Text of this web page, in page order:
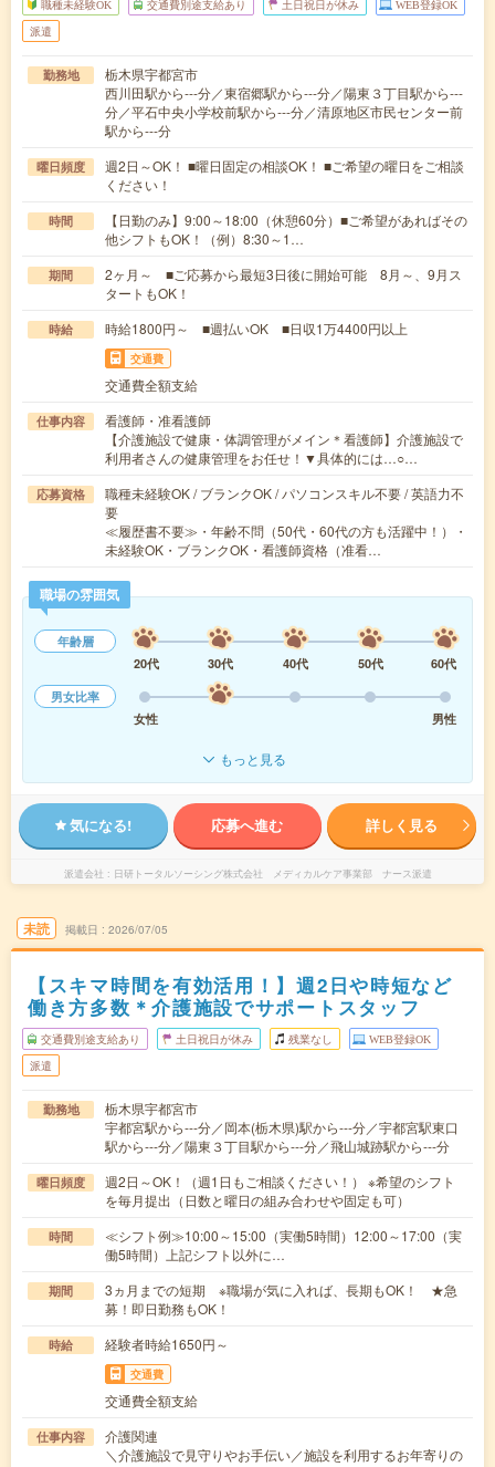
職種未経験OK 交通費別途支給あり 土日祝日が休み WEB登録OK
派遣
勤務地
栃木県宇都宮市
西川田駅から---分／東宿郷駅から---分／陽東３丁目駅から---
分／平石中央小学校前駅から---分／清原地区市民センター前
駅から---分
曜日頻度
週2日～OK！ ■曜日固定の相談OK！ ■ご希望の曜日をご相談
ください！
時間
【日勤のみ】9:00～18:00（休憩60分）■ご希望があればその
他シフトもOK！（例）8:30～1…
期間
2ヶ月～ ■ご応募から最短3日後に開始可能 8月～、9月ス
タートもOK！
時給 時給1800円～ ■週払いOK ■日収1万4400円以上
交通費
交通費全額支給
仕事内容
看護師・准看護師
【介護施設で健康・体調管理がメイン＊看護師】介護施設で
利用者さんの健康管理をお任せ！▼具体的には…○…
応募資格
職種未経験OK / ブランクOK / パソコンスキル不要 / 英語力不
要
≪履歴書不要≫・年齢不問（50代・60代の方も活躍中！）・
未経験OK・ブランクOK・看護師資格（准看…
職場の雰囲気
年齢層
20代
30代 40代 50代
60代
男女比率
女性
男性
もっと見る
気になる! 応募へ進む 詳しく見る
派遣会社 日研トータルソーシング株式会社 メディカルケア事業部 ナース派遣
未読 掲載日 2026/07/05
【スキマ時間を有効活用！】週2日や時短など
働き方多数＊介護施設でサポートスタッフ
交通費別途支給あり 土日祝日が休み 残業なし WEB登録OK
派遣
勤務地
栃木県宇都宮市
宇都宮駅から---分／岡本(栃木県)駅から---分／宇都宮駅東口
駅から---分／陽東３丁目駅から---分／飛山城跡駅から---分
曜日頻度
週2日～OK！（週1日もご相談ください！） ※希望のシフト
を毎月提出（日数と曜日の組み合わせや固定も可）
時間
≪シフト例≫10:00～15:00（実働5時間）12:00～17:00（実
働5時間）上記シフト以外に…
期間
3ヵ月までの短期 ※職場が気に入れば、長期もOK！ ★急
募！即日勤務もOK！
時給 経験者時給1650円～
交通費
交通費全額支給
仕事内容
介護関連
＼介護施設で見守りやお手伝い／施設を利用するお年寄りの